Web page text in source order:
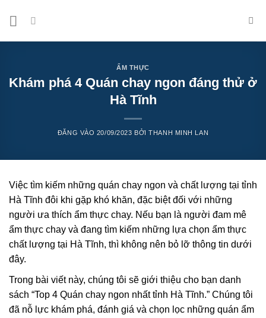
ẨM THỰC
Khám phá 4 Quán chay ngon đáng thử ở
Hà Tĩnh
ĐĂNG VÀO 20/09/2023 BỞITHANH MINH LAN
Việc tìm kiếm những quán chay ngon và chất lượng tại tỉnh
Hà Tĩnh đôi khi gặp khó khăn, đặc biệt đối với những
người ưa thích ẩm thực chay. Nếu bạn là người đam mê
ẩm thực chay và đang tìm kiếm những lựa chọn ẩm thực
chất lượng tại Hà Tĩnh, thì không nên bỏ lỡ thông tin dưới
đây.
Trong bài viết này, chúng tôi sẽ giới thiệu cho bạn danh
sách “Top 4 Quán chay ngon nhất tỉnh Hà Tĩnh.” Chúng tôi
đã nỗ lực khám phá, đánh giá và chọn lọc những quán ẩm